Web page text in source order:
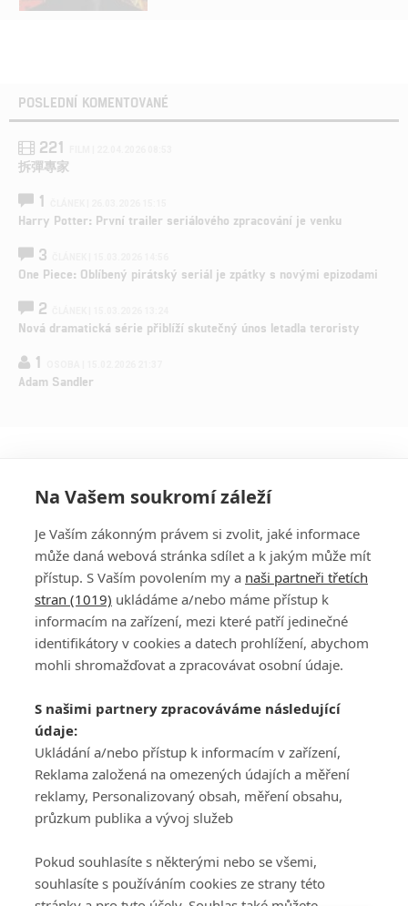
POSLEDNÍ KOMENTOVANÉ
221
拆彈專家
1
Harry Potter: První trailer seriálového zpracování je venku
3
One Piece: Oblíbený pirátský seriál je zpátky s novými epizodami
2
Nová dramatická série přiblíží skutečný únos letadla teroristy
1
Adam Sandler
PŘIHLÁSIT
REGISTROVAT
DISKUZE
Šéfredaktorkou webu jePetr Slavík, e-mailserialy@fandimefilmu.cz
Máte-li zájem o inzerci na našem webu napište nám na e-mail
studio@koncal.com
Ochrana osobních údajů|Zásady používání cookies |Pravidla webu
Upravit nastavení soukromí
Na Vašem soukromí záleží
Je Vaším zákonným právem si zvolit, jaké informace
může daná webová stránka sdílet a k jakým může mít
přístup. S Vaším povolením my a naši partneři třetích
stran (1019) ukládáme a/nebo máme přístup k
informacím na zařízení, mezi které patří jedinečné
identifikátory v cookies a datech prohlížení, abychom
mohli shromažďovat a zpracovávat osobní údaje.
S našimi partnery zpracováváme následující
údaje:
Ukládání a/nebo přístup k informacím v zařízení,
Reklama založená na omezených údajích a měření
reklamy, Personalizovaný obsah, měření obsahu,
průzkum publika a vývoj služeb
Pokud souhlasíte s některými nebo se všemi,
souhlasíte s používáním cookies ze strany této